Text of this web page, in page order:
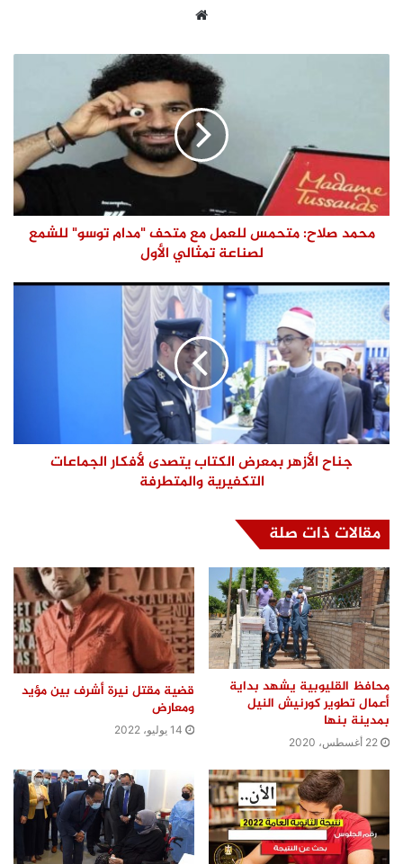
محمد صلاح: متحمس للعمل مع متحف "مدام توسو" للشمع
لصناعة تمثالي الأول
جناح الأزهر بمعرض الكتاب يتصدى لأفكار الجماعات
التكفيرية والمتطرفة
مقالات ذات صلة
محافظ القليوبية يشهد بداية
أعمال تطوير كورنيش النيل
بمدينة بنها
22 أغسطس، 2020
قضية مقتل نيرة أشرف بين مؤيد
ومعارض
14 يوليو، 2022